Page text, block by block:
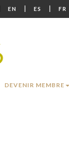
EN | ES | FR
DEVENIR MEMBRE